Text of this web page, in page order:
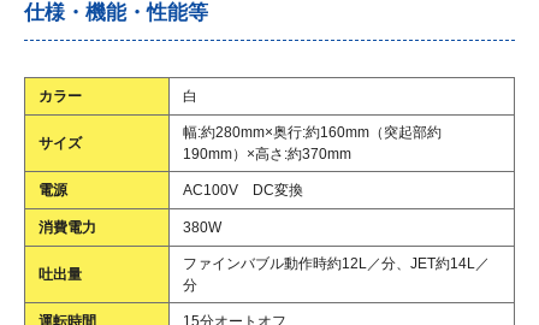
仕様・機能・性能等
カラー 白
サイズ
幅:約280mm×奥行:約160mm（突起部約
190mm）×高さ:約370mm
電源 AC100V DC変換
消費電力 380W
吐出量
ファインバブル動作時約12L／分、JET約14L／
分
運転時間 15分オートオフ